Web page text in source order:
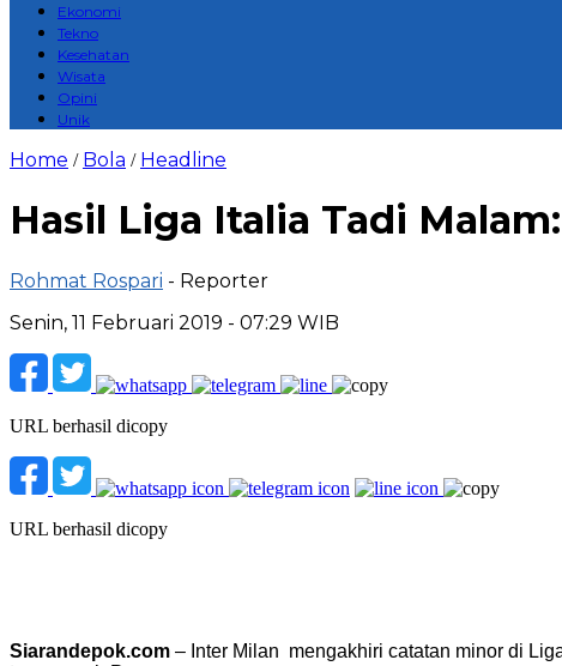
Ekonomi
Tekno
Kesehatan
Wisata
Opini
Unik
Home / Bola / Headline
Hasil Liga Italia Tadi
Rohmat Rospari - Reporter
Senin, 11 Februari 2019 - 07:29 WIB
URL berhasil dicopy
URL berhasil dicopy
Siarandepok.com – Inter Milan mengakhiri catatan minor di